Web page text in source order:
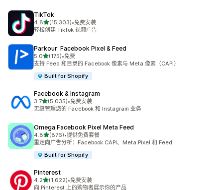
TikTok
4.8星（满分 5 星）
(15,303)
总共 15303 条评论
•免费安装
轻松创建 TikTok 视频广告
Parkour: Facebook Pixel & Feed
5.0星（满分 5 星）
(175)
总共 175 条评论
•免费
支持 Feed 和目录的 Facebook 像素与 Meta 像素（CAPI）
Built for Shopify
Facebook & Instagram
3.7星（满分 5 星）
(5,035)
总共 5035 条评论
•免费安装
无缝管理您的 Facebook 和 Instagram 业务
Omega Facebook Pixel Meta Feed
4.8星（满分 5 星）
(876)
总共 876 条评论
•提供免费套餐
重定向广告分析：Facebook CAPI、Meta Pixel 和 Feed
Built for Shopify
Pinterest
4.2星（满分 5 星）
(1,622)
总共 1622 条评论
•免费安装
向 Pinterest 上的购物者展示你的产品